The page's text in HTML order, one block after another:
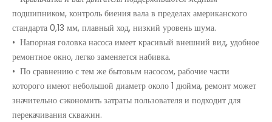
подшипником, контроль биения вала в пределах американского
стандарта 0,13 мм, плавный ход, низкий уровень шума.
• Напорная головка насоса имеет красивый внешний вид, удобное
ремонтное окно, легко заменяется набивка.
• По сравнению с тем же бытовым насосом, рабочие части
которого имеют небольшой диаметр около 1 дюйма, ремонт может
значительно сэкономить затраты пользователя и подходит для
перекачивания скважин.